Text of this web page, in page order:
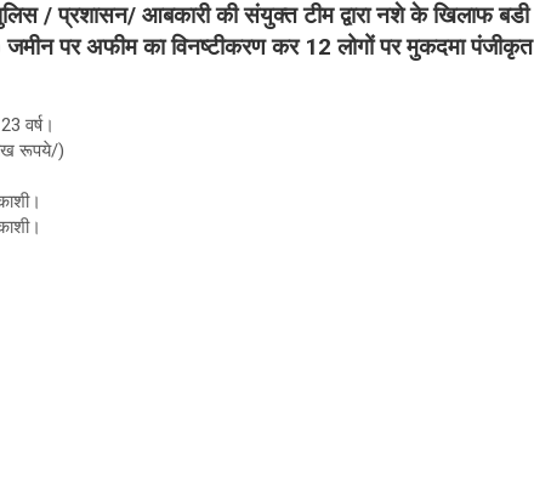
/ प्रशासन/ आबकारी की संयुक्त टीम द्वारा नशे के खिलाफ बडी
पर अफीम का विनष्टीकरण कर 12 लोगों पर मुकदमा पंजीकृत
वर्ष।
रूपये/)